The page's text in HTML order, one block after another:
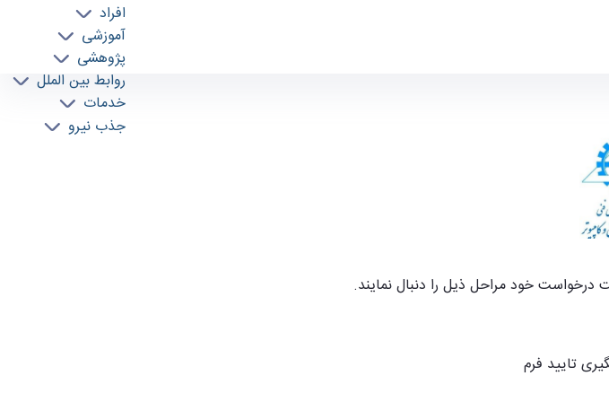
افراد
آموزشی
پژوهشی
روابط بین الملل
خدمات
جذب نیرو
درخواست خود مراحل ذیل را دنبال نمایند.
تایید فرم